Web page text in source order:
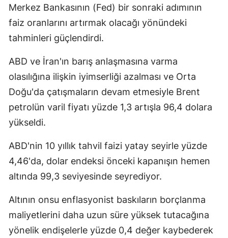
Kastamonu
Kayseri
Kırklareli
Kocaeli
Konya
Kütahya
Malatya
Merkez Bankasının (Fed) bir sonraki adımının
faiz oranlarını artırmak olacağı yönündeki
tahminleri güçlendirdi.
ABD ve İran'ın barış anlaşmasına varma
olasılığına ilişkin iyimserliği azalması ve Orta
Doğu'da çatışmaların devam etmesiyle Brent
petrolün varil fiyatı yüzde 1,3 artışla 96,4 dolara
yükseldi.
ABD'nin 10 yıllık tahvil faizi yatay seyirle yüzde
4,46'da, dolar endeksi önceki kapanışın hemen
altında 99,3 seviyesinde seyrediyor.
Altının onsu enflasyonist baskıların borçlanma
maliyetlerini daha uzun süre yüksek tutacağına
yönelik endişelerle yüzde 0,4 değer kaybederek